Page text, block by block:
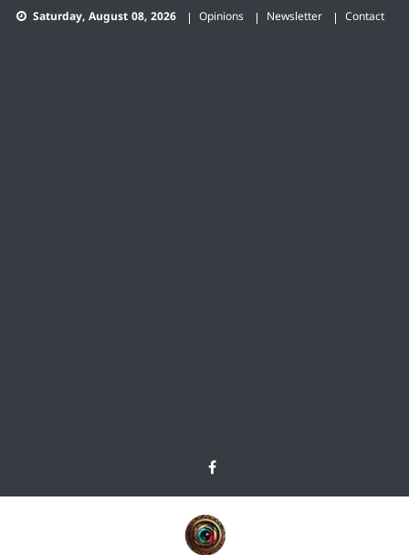
Skip Saturday, August 08, 2026 Opinions Newsletter Contact